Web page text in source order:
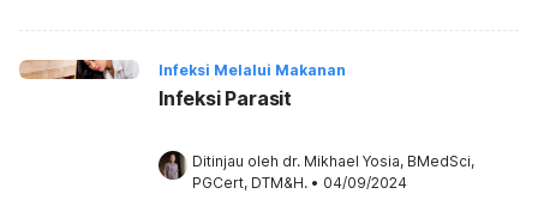
Infeksi Melalui Makanan
Infeksi Parasit
Ditinjau oleh dr. Mikhael Yosia, BMedSci,
PGCert, DTM&H. • 04/09/2024